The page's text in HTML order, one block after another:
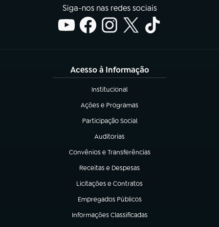
Siga-nos nas redes sociais
Acesso à Informação
Institucional
(abre em nova aba)
Ações e Programas
(abre em nova aba)
Participação Social
(abre em nova aba)
Auditorias
(abre em nova aba)
Convênios e Transferências
(abre em nova aba)
Receitas e Despesas
(abre em nova aba)
Licitações e Contratos
(abre em nova aba)
Empregados Públicos
(abre em nova aba)
Informações Classificadas
(abre em nova aba)